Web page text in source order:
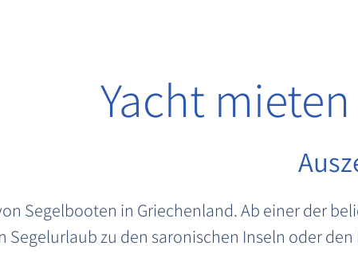
Yacht
Segelbooten in Griechenland. Ab einer der
Segelurlaub zu den saronischen Inseln oder